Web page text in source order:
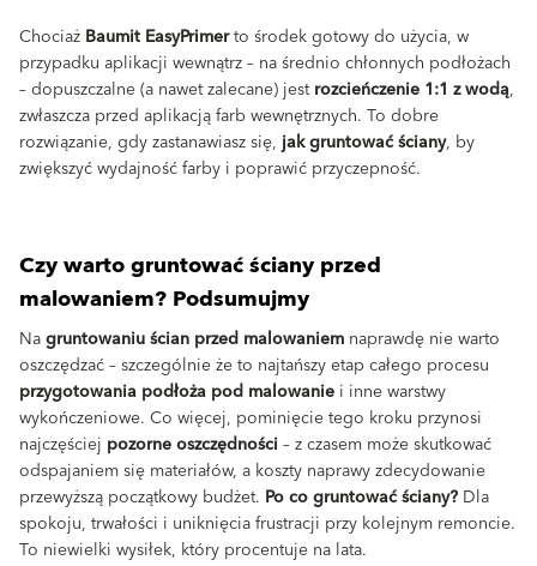
Chociaż Baumit EasyPrimerto środek gotowy do użycia, w
przypadku aplikacji wewnątrz – na średnio chłonnych podłożach
– dopuszczalne (a nawet zalecane) jestrozcieńczenie 1:1 z wodą,
zwłaszcza przed aplikacją farb wewnętrznych. To dobre
rozwiązanie, gdy zastanawiasz się,jak gruntować ściany, by
zwiększyć wydajność farby i poprawić przyczepność.
Czy warto gruntować ściany przed
malowaniem? Podsumujmy
Nagruntowaniu ścian przed malowaniem naprawdę nie warto
oszczędzać – szczególnie że to najtańszy etap całego procesu
przygotowania podłoża pod malowanie i inne warstwy
wykończeniowe. Co więcej, pominięcie tego kroku przynosi
najczęściej pozorne oszczędności– z czasem może skutkować
odspajaniem się materiałów, a koszty naprawy zdecydowanie
przewyższą początkowy budżet. Po co gruntować ściany? Dla
spokoju, trwałości i uniknięcia frustracji przy kolejnym remoncie.
To niewielki wysiłek, który procentuje na lata.